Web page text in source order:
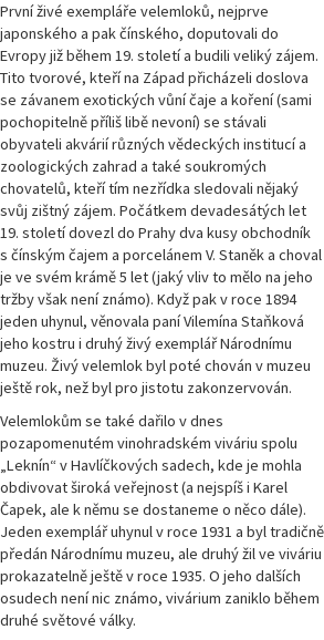
První živé exempláře velemloků, nejprve
japonského a pak čínského, doputovali do
Evropy již během 19. století a budili veliký zájem.
Tito tvorové, kteří na Západ přicházeli doslova
se závanem exotických vůní čaje a koření (sami
pochopitelně příliš libě nevoní) se stávali
obyvateli akvárií různých vědeckých institucí a
zoologických zahrad a také soukromých
chovatelů, kteří tím nezřídka sledovali nějaký
svůj zištný zájem. Počátkem devadesátých let
19. století dovezl do Prahy dva kusy obchodník
s čínským čajem a porcelánem V. Staněk a choval
je ve svém krámě 5 let (jaký vliv to mělo na jeho
tržby však není známo). Když pak v roce 1894
jeden uhynul, věnovala paní Vilemína Staňková
jeho kostru i druhý živý exemplář Národnímu
muzeu. Živý velemlok byl poté chován v muzeu
ještě rok, než byl pro jistotu zakonzervován.
Velemlokům se také dařilo v dnes
pozapomenutém vinohradském viváriu spolu
„Leknín“ v Havlíčkových sadech, kde je mohla
obdivovat široká veřejnost (a nejspíš i Karel
Čapek, ale k němu se dostaneme o něco dále).
Jeden exemplář uhynul v roce 1931 a byl tradičně
předán Národnímu muzeu, ale druhý žil ve viváriu
prokazatelně ještě v roce 1935. O jeho dalších
osudech není nic známo, vivárium zaniklo během
druhé světové války.